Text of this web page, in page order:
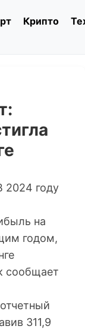
Крипто
2024 году
на
годом,
сообщает
311,9